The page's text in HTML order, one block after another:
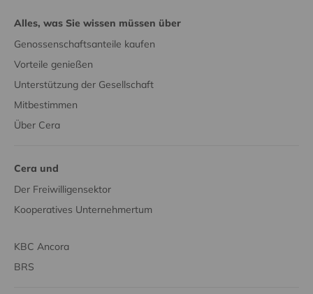
Alles, was Sie wissen müssen über
Genossenschaftsanteile kaufen
Vorteile genießen
Unterstützung der Gesellschaft
Mitbestimmen
Über Cera
Cera und
Der Freiwilligensektor
Kooperatives Unternehmertum
KBC Ancora
BRS